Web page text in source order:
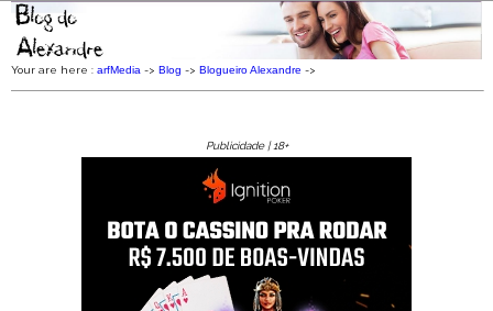
Your are here : arfMedia -> Blog -> Blogueiro Alexandre ->
Publicidade | 18+